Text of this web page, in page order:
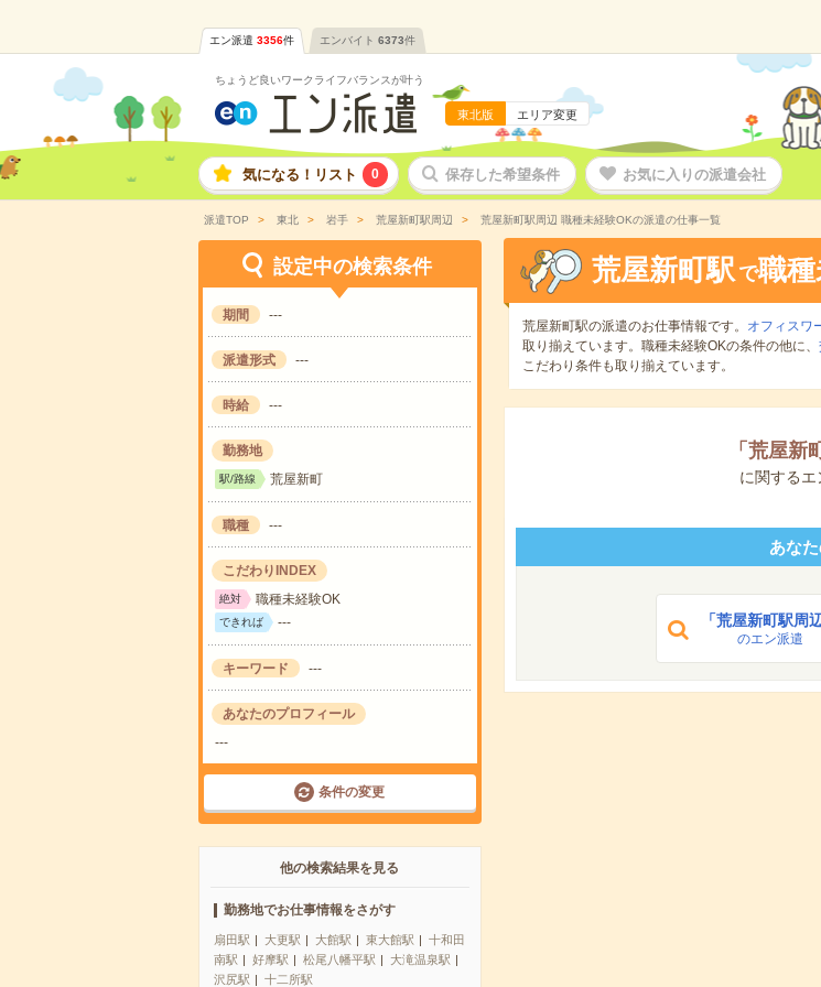
エン派遣 3356件 エンバイト 6373件
ちょうど良いワークライフバランスが叶う
東北版 エリア変更
気になる！リスト 0 保存した希望条件 お気に入りの派遣会社
派遣TOP 東北 岩手 荒屋新町駅周辺 荒屋新町駅周辺 職種未経験OKの派遣の仕事一覧
設定中の検索条件
期間 ---
派遣形式 ---
時給 ---
勤務地
駅/路線 荒屋新町
職種 ---
こだわりINDEX
絶対 職種未経験OK
できれば ---
キーワード ---
あなたのプロフィール
---
条件の変更
他の検索結果を見る
勤務地でお仕事情報をさがす
扇田駅 大更駅 大館駅 東大館駅
十和田
南駅
好摩駅 松尾八幡平駅
大滝温泉駅
沢尻駅
十二所駅
荒屋新町駅 で職
荒屋新町駅の派遣のお仕事情報です。 オフィスワ
取り揃えています。職種未経験OKの条件の他に、
こだわり条件も取り揃えています。
「 荒屋新
に関するエ
あな
「荒屋新町駅周
のエン派遣